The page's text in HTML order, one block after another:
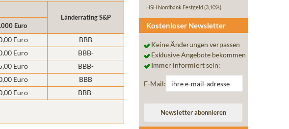
Länderrating S&P
Euro
Euro
BBB
Euro
BBB-
Euro
BBB-
Euro
BBB
Euro BBB-
HSH Nordbank Festgeld (3,10%)
Kostenloser Newsletter
Keine Änderungen verpassen
Exklusive Angebote bekommen
Immer informiert sein:
E-Mail: